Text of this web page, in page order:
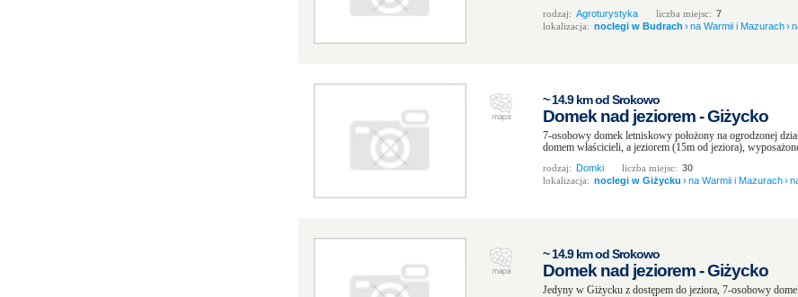
rodzaj: Agroturystyka liczba miejsc: 7
lokalizacja: noclegi w Budrach ›na Warmii i Mazurach›
~ 14.9 km od Srokowo
Domek nad jeziorem - Giżycko
7-osobowy domek letniskowy położony na ogrodzonej
domem właścicieli, a jeziorem (15m od jeziora),
rodzaj: Domki liczba miejsc: 30
lokalizacja: noclegi w Giżycku ›na Warmii i Mazurach›
~ 14.9 km od Srokowo
Domek nad jeziorem - Giżycko
Jedyny w Giżycku z dostępem do jeziora, 7-osobowy